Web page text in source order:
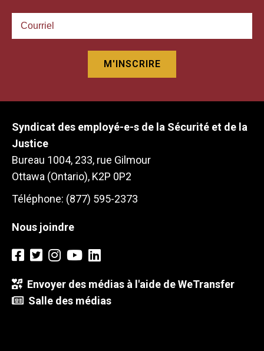
Syndicat des employé-e-s de la Sécurité et de la
Justice
Bureau 1004, 233, rue Gilmour
Ottawa (Ontario), K2P 0P2
Téléphone: (877) 595-2373
Nous joindre
Envoyer des médias à l'aide de WeTransfer
Salle des médias